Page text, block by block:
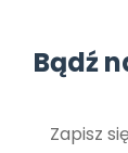
Bądź
Zapisz